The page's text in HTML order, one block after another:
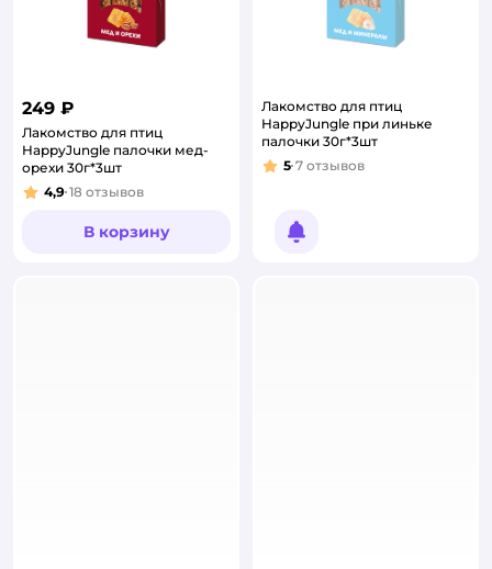
249 ₽
Лакомство для птиц
HappyJungle палочки мед-
орехи 30г*3шт
Рейтинг:
4,9 18 отзывов
В корзину
Лакомство для птиц
HappyJungle при линьке
палочки 30г*3шт
Рейтинг:
5 7 отзывов
Уведомить о появлении